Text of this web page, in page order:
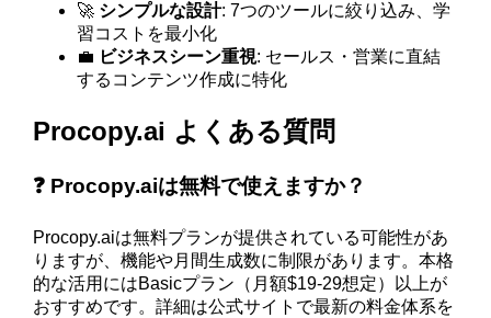
🚀 シンプルな設計: 7つのツールに絞り込み、学
習コストを最小化
💼 ビジネスシーン重視: セールス・営業に直結
するコンテンツ作成に特化
Procopy.ai よくある質問
❓ Procopy.aiは無料で使えますか？
Procopy.aiは無料プランが提供されている可能性があ
りますが、機能や月間生成数に制限があります。本格
的な活用にはBasicプラン（月額$19-29想定）以上が
おすすめです。詳細は公式サイトで最新の料金体系を